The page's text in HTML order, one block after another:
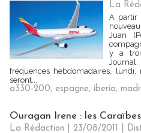
La
A partir
Juan
y a
fréquences hebdomadaires,
seront...
a330-200, espagne, iberia,
Ouragan Irene : les
La Rédaction | 23/08/2011